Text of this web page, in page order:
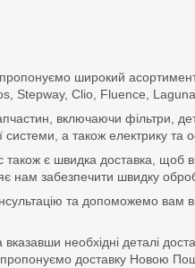
широкий
Stepway, Clio, Fluence,
включаючи фільтри,
а також електрику та
також є швидка доставка,
забезпечити швидку
та допоможемо вам
необхідні деталі
доставку Новою